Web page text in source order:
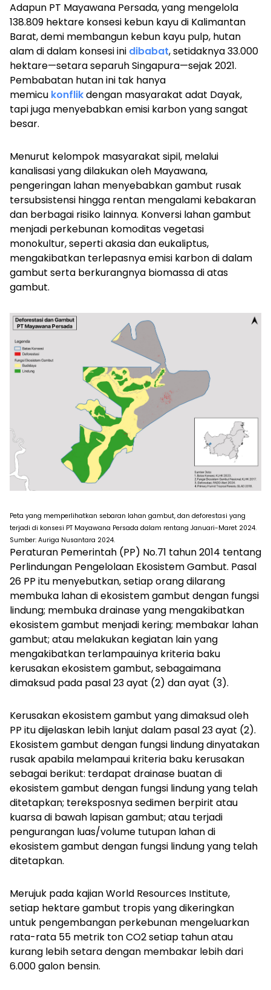
Adapun PT Mayawana Persada, yang mengelola
138.809 hektare konsesi kebun kayu di Kalimantan
Barat, demi membangun kebun kayu pulp, hutan
alam di dalam konsesi ini dibabat, setidaknya 33.000
hektare—setara separuh Singapura—sejak 2021.
Pembabatan hutan ini tak hanya
memicu konflikdengan masyarakat adat Dayak,
tapi juga menyebabkan emisi karbon yang sangat
besar.
Menurut kelompok masyarakat sipil, melalui
kanalisasi yang dilakukan oleh Mayawana,
pengeringan lahan menyebabkan gambut rusak
tersubsistensi hingga rentan mengalami kebakaran
dan berbagai risiko lainnya. Konversi lahan gambut
menjadi perkebunan komoditas vegetasi
monokultur, seperti akasia dan eukaliptus,
mengakibatkan terlepasnya emisi karbon di dalam
gambut serta berkurangnya biomassa di atas
gambut.
Peta yang memperlihatkan sebaran lahan gambut, dan deforestasi yang
terjadi di konsesi PT Mayawana Persada dalam rentang Januari-Maret 2024.
Sumber: Auriga Nusantara 2024.
Peraturan Pemerintah (PP) No.71 tahun 2014 tentang
Perlindungan Pengelolaan Ekosistem Gambut. Pasal
26 PP itu menyebutkan,setiap orang dilarang
membuka lahan di ekosistem gambut dengan fungsi
lindung; membuka drainase yang mengakibatkan
ekosistem gambut menjadi kering; membakar lahan
gambut; atau melakukan kegiatan lain yang
mengakibatkan terlampauinya kriteria baku
kerusakan ekosistem gambut, sebagaimana
dimaksud pada pasal 23 ayat (2) dan ayat (3).
Kerusakan ekosistem gambut yang dimaksud oleh
PP itu dijelaskan lebih lanjut dalam pasal 23 ayat (2).
Ekosistem gambut dengan fungsi lindung dinyatakan
rusak apabila melampaui kriteria baku kerusakan
sebagai berikut: terdapat drainase buatan di
ekosistem gambut dengan fungsi lindung yang telah
ditetapkan; tereksposnya sedimen berpirit atau
kuarsa di bawah lapisan gambut; atau terjadi
pengurangan luas/volume tutupan lahan di
ekosistem gambut dengan fungsi lindung yang telah
ditetapkan.
Merujuk pada kajian World Resources Institute,
setiap hektare gambut tropis yang dikeringkan
untuk pengembangan perkebunan mengeluarkan
rata-rata 55 metrik ton CO2 setiap tahun atau
kurang lebih setara dengan membakar lebih dari
6.000 galon bensin.